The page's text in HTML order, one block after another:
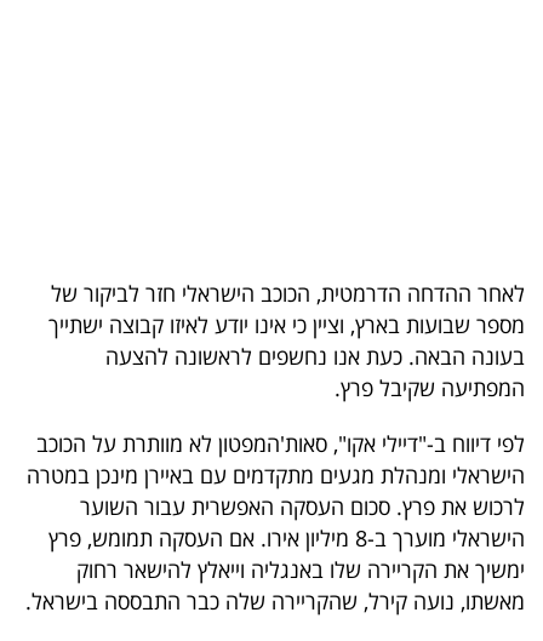
המילון
הכלכלי
פודקאסט
40
UNDER
40
לאחר ההדחה הדרמטית, הכוכב הישראלי חזר לביקור של
מספר שבועות בארץ, וציין כי אינו יודע לאיזו קבוצה ישתייך
בעונה הבאה. כעת אנו נחשפים לראשונה להצעה
המפתיעה שקיבל פרץ.
לפי דיווח ב-"דיילי אקו", סאות'המפטון לא מוותרת על הכוכב
הישראלי ומנהלת מגעים מתקדמים עם באיירן מינכן במטרה
לרכוש את פרץ. סכום העסקה האפשרית עבור השוער
הישראלי מוערך ב-8 מיליון אירו. אם העסקה תמומש, פרץ
ימשיך את הקריירה שלו באנגליה וייאלץ להישאר רחוק
מאשתו, נועה קירל, שהקריירה שלה כבר התבססה בישראל.